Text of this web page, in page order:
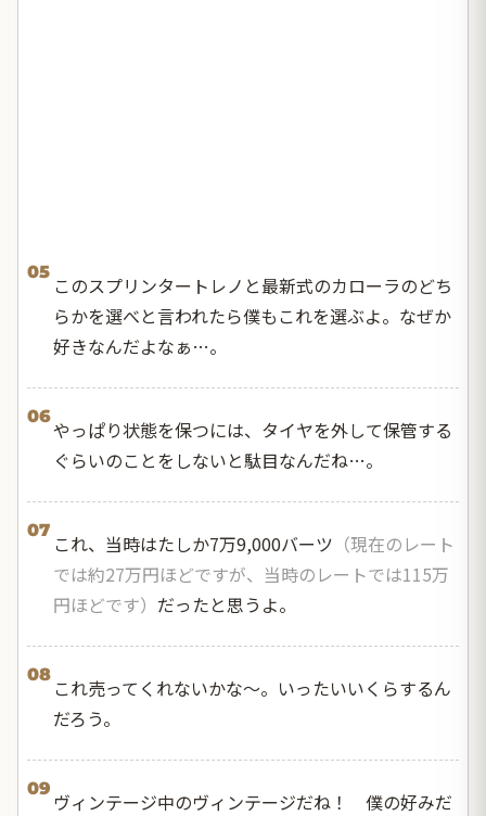
05
このスプリンタートレノと最新式のカローラのどち
らかを選べと言われたら僕もこれを選ぶよ。なぜか
好きなんだよなぁ…。
06
やっぱり状態を保つには、タイヤを外して保管する
ぐらいのことをしないと駄目なんだね…。
07
これ、当時はたしか7万9,000バーツ （現在のレート
では約27万円ほどですが、当時のレートでは115万
円ほどです） だったと思うよ。
08
これ売ってくれないかな〜。いったいいくらするん
だろう。
09
ヴィンテージ中のヴィンテージだね！ 僕の好みだ